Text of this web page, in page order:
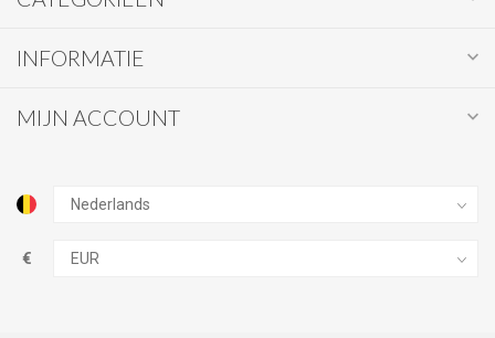
INFORMATIE
MIJN ACCOUNT
€